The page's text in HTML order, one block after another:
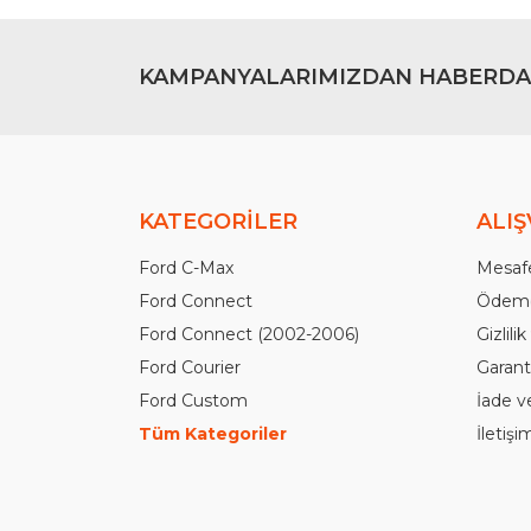
KAMPANYALARIMIZDAN
KATEGORİLER
Ford C-Max
Ford Connect
Ford Connect (2002-2006)
Ford Courier
Ford Custom
Tüm Kategoriler
İade